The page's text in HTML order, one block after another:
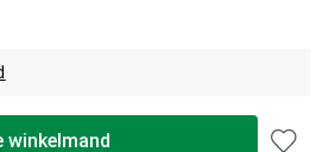
winkelmand